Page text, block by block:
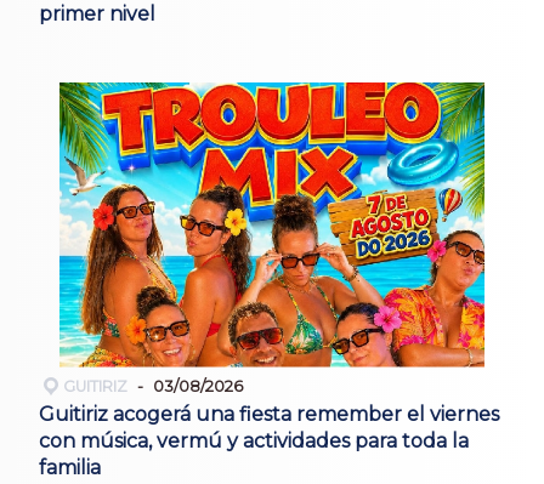
primer nivel
GUITIRIZ 03/08/2026
Guitiriz acogerá una fiesta remember el viernes
con música, vermú y actividades para toda la
familia